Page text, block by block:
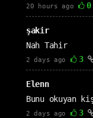
20 hours ago 0
şakir
Nah Tahir
2 days ago 3
Elenn
Bunu okuyan
2 days ago 3